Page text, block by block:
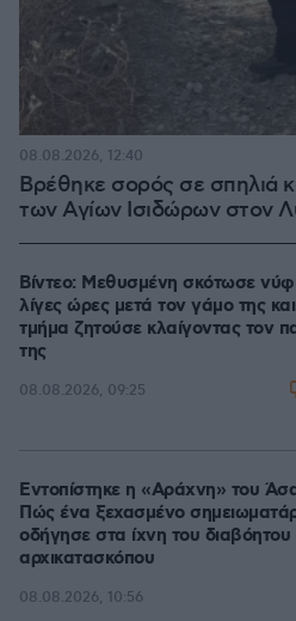
Βρέθηκε σορός σε σπηλιά
των Αγίων Ισιδώρων στον
08.08.2026, 12:40
Βίντεο: Μεθυσμένη σκότωσε
λίγες ώρες μετά τον γάμο της
τμήμα ζητούσε κλαίγοντας τον
της
08.08.2026, 09:25
Εντοπίστηκε η «Αράχνη» του
Πώς ένα ξεχασμένο
οδήγησε στα ίχνη του διαβόητου
αρχικατασκόπου
08.08.2026, 10:56